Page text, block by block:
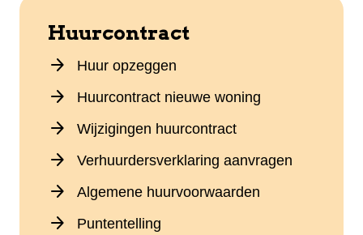
Huurcontract
arrow_forward Huur opzeggen
arrow_forward Huurcontract nieuwe woning
arrow_forward Wijzigingen huurcontract
arrow_forward Verhuurdersverklaring aanvragen
arrow_forward Algemene huurvoorwaarden
arrow_forward Puntentelling